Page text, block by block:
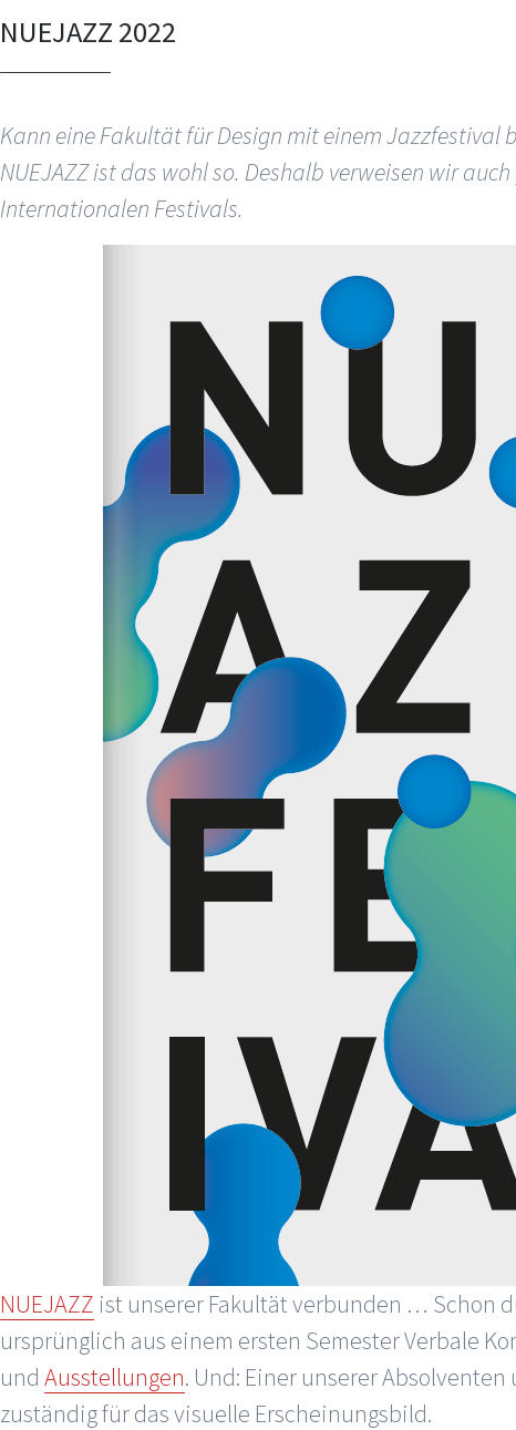
NUEJAZZ 2022
Kann eine Fakultät für Design mit einem Jazzfestival
NUEJAZZ ist das wohl so. Deshalb verweisen wir
Internationalen Festivals.
NUEJAZZ ist unserer Fakultät verbunden … Schon
ursprünglich aus einem ersten Semester Verbale
und Ausstellungen. Und: Einer unserer
zuständig für das visuelle Erscheinungsbild.